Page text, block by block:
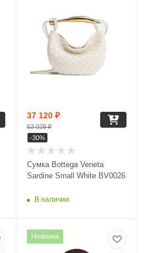
Сумка Bottega Veneta
Sardine Small White BV0026
В наличии
37 120₽
53 029₽
-30%
Новинка